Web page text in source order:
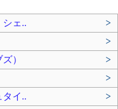
シェ..
>
>
）
>
>
タイ..
>